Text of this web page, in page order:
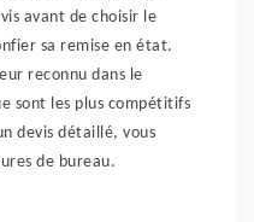
avant de choisir le
sa remise en état.
reconnu dans le
sont les plus compétitifs
devis détaillé, vous
de bureau.